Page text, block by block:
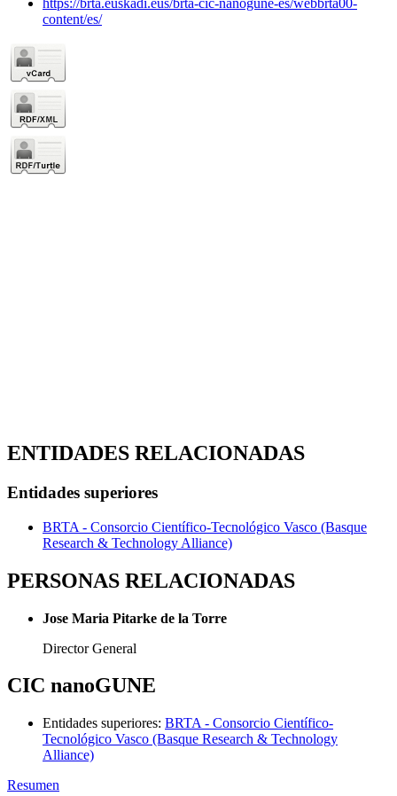
https://brta.euskadi.eus/brta-cic-nanogune-es/webbrta00-
content/es/
ENTIDADES RELACIONADAS
Entidades superiores
BRTA - Consorcio Científico-Tecnológico Vasco (Basque
Research & Technology Alliance)
PERSONAS RELACIONADAS
Jose Maria Pitarke de la Torre
Director General
CIC nanoGUNE
Entidades superiores: BRTA - Consorcio Científico-
Tecnológico Vasco (Basque Research & Technology
Alliance)
Resumen